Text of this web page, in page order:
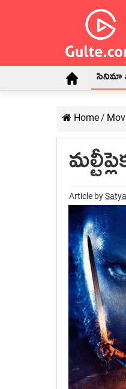
సినిమా
Home/
Article bySatya